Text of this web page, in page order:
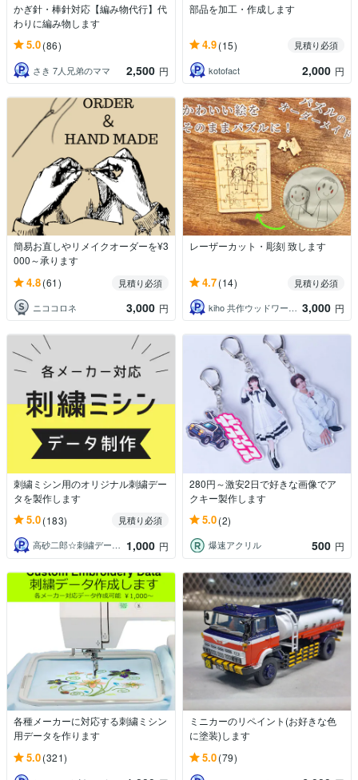
かぎ針・棒針対応【編み物代行】代
わりに編み物します
5.0(86)
さき 7人兄弟のママ 2,500 円
部品を加工・作成します
4.9(15)
見積り必須
kotofact
2,000 円
簡易お直しやリメイクオーダーを¥3
000～承ります
4.8(61)
見積り必須
ニココロネ
3,000 円
レーザーカット・彫刻 致します
4.7(14)
見積り必須
kiho 共作ウッドワークス
3,000 円
刺繍ミシン用のオリジナル刺繍デー
タを製作します
5.0(183)
見積り必須
高砂二郎☆刺繍データ作成 1,000 円
280円～激安2日で好きな画像でア
クキー製作します
5.0(2)
爆速アクリル 500 円
各種メーカーに対応する刺繍ミシン
用データを作ります
5.0(321)
ミニカーのリペイント(お好きな色
に塗装)します
5.0(79)